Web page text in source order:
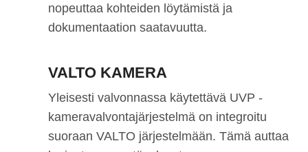
nopeuttaa kohteiden löytämistä ja
dokumentaation saatavuutta.
VALTO KAMERA
Yleisesti valvonnassa käytettävä UVP -
kameravalvontajärjestelmä on integroitu
suoraan VALTO järjestelmään. Tämä auttaa